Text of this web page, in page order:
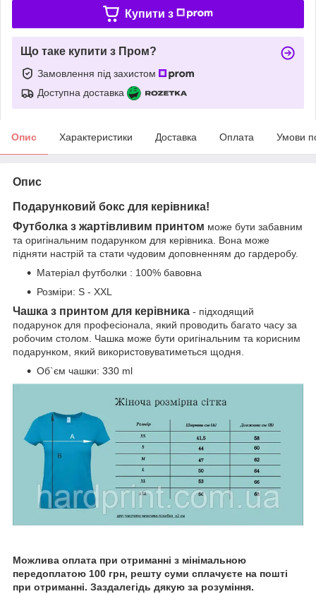
Купити з
Що таке купити з Пром?
Замовлення під захистом
Доступна доставка
Опис Характеристики Доставка Оплата Умови
Опис
Подарунковий бокс для керівника!
Футболка з жартівливим принтом може бути забавним
та оригінальним подарунком для керівника. Вона може
підняти настрій та стати чудовим доповненням до гардеробу.
Матеріал футболки : 100% бавовна
Розміри: S - XXL
Чашка з принтом для керівника - підходящий
подарунок для професіонала, який проводить багато часу за
робочим столом. Чашка може бути оригінальним та корисним
подарунком, який використовуватиметься щодня.
Об`єм чашки: 330 ml
Можлива оплата при отриманні з мінімальною
передоплатою 100 грн, решту суми сплачуєте на пошті
при отриманні. Заздалегідь дякую за розуміння.